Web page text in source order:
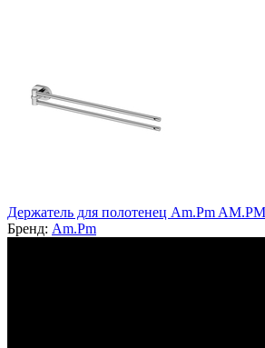
Держатель для полотенец Am.Pm
Бренд: Am.Pm